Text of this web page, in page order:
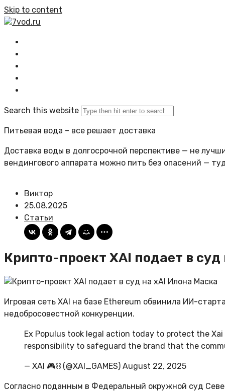
Skip to content
7vod.ru
Search this website
Питьевая вода – все решает доставка
Доставка воды в долгосрочной перспективе — не
вендингового аппарата можно пить без опасений —
Виктор
25.08.2025
Статьи
Крипто-проект XAI подает в
Игровая сеть XAI на базе Ethereum обвинила ИИ-
недобросовестной конкуренции.
Ex Populus took legal action today to protect the Xai
responsibility to safeguard the brand that the
— XAI 🎮⛓️ (@XAI_GAMES) August 22, 2025
Согласно поданным в Федеральный окружной суд